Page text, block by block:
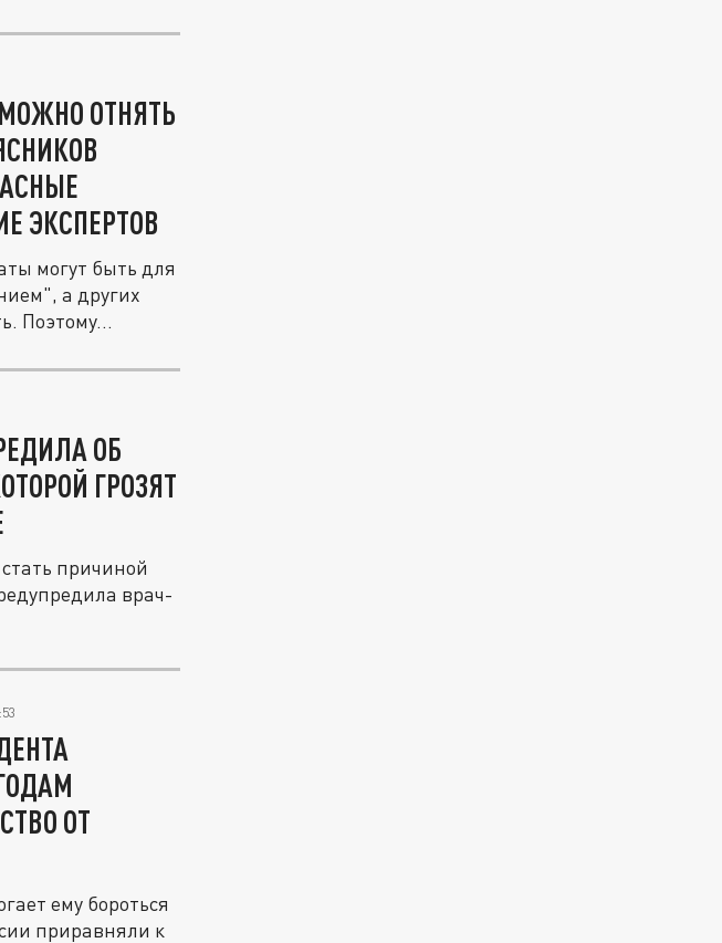
ОТНЯТЬ
ЭКСПЕРТОВ
могут быть для
а других
Поэтому...
ОБ
ГРОЗЯТ
причиной
врач-
ОТ
ему бороться
приравняли к